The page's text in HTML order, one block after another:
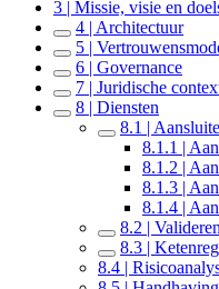
3 | Missie, visie en
4 | Architectuur
5 |
6 | Governance
7 | Juridische
8 | Diensten
8.1 |
8.1.1 |
8.1.2 |
8.1.3 |
8.1.4 |
8.2 | Valideren
8.3 |
8.4 |